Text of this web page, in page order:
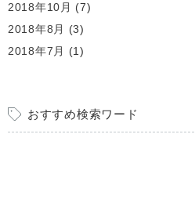
2018年10月 (7)
2018年8月
(3)
2018年7月
(1)
おすすめ検索ワード